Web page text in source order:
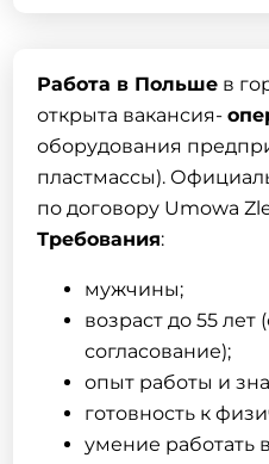
Работа в Польше в
открыта вакансия-
оборудования
пластмассы).
по договору Umowa
Требования:
мужчины;
возраст до 55
согласование);
опыт работы и
готовность к
умение работать